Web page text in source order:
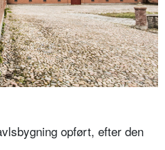
opført, efter den